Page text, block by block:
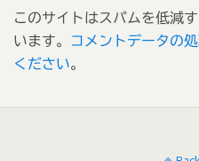
このサイトはスパムを低減
います。
コメントデータの
ください。